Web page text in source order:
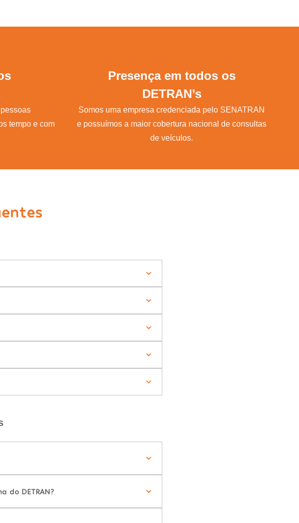
tempo e com
Presença em todos os
DETRAN’s
Somos uma empresa credenciada pelo SENATRAN
e possuímos a maior cobertura nacional de consultas
de veículos.
DETRAN?